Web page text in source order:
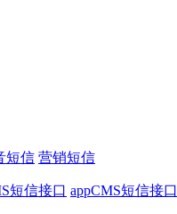
短信 营销短信
短信接口 appCMS短信接口